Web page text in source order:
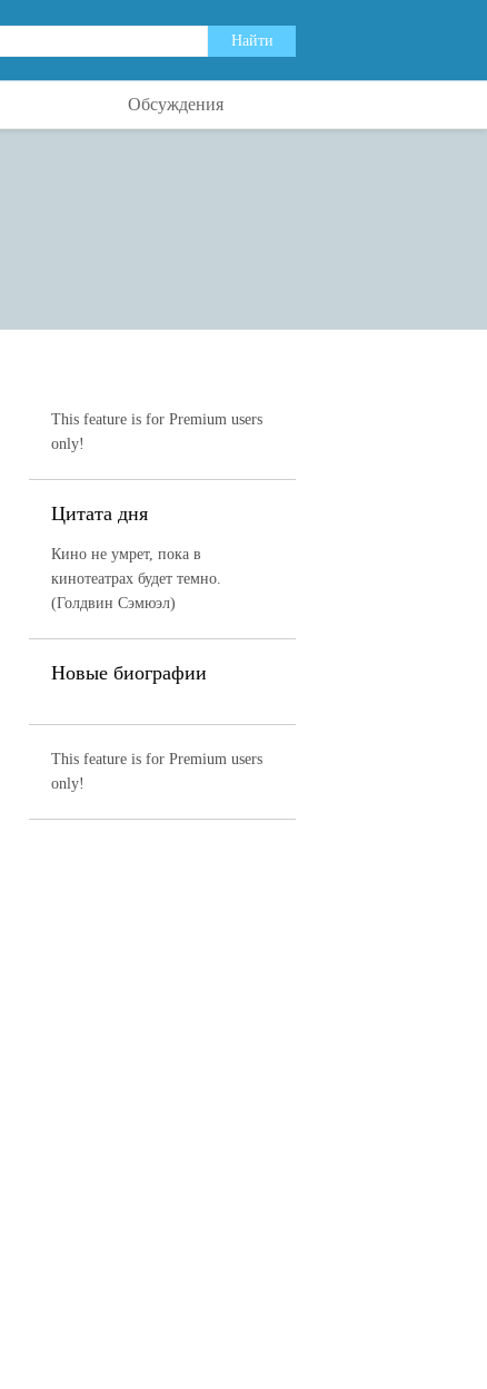
Обсуждения
This feature is for Premium users
only!
Цитата дня
Кино не умрет, пока в
кинотеатрах будет темно.
(Голдвин Сэмюэл)
Новые биографии
This feature is for Premium users
only!